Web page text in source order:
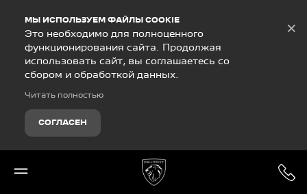
МЫ ИСПОЛЬЗУЕМ ФАЙЛЫ COOKIE
Это необходимо для полноценного
функционирования сайта. Продолжая
использовать сайт, вы соглашаетесь со
сбором и обработкой данных.
Читать полностью
СОГЛАСЕН
×